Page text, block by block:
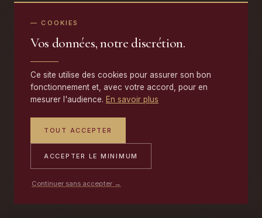
— COOKIES
Vos données, notre discrétion.
Ce site utilise des cookies pour assurer son bon
fonctionnement et, avec votre accord, pour en
mesurer l'audience. En savoir plus
TOUT ACCEPTER
ACCEPTER LE MINIMUM
Continuer sans accepter →